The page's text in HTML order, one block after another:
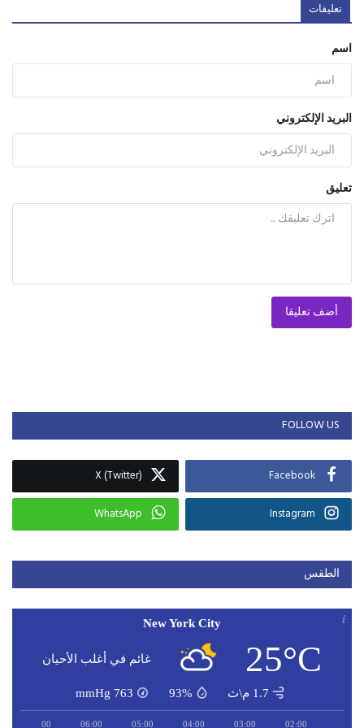
تعليقات
اسم
البريد الإلكتروني
تعليق
أضف تعليقا
FOLLOW US
Facebook
X (Twitter)
Instagram
WhatsApp
الطقس
New York City
25°C غائم في أغلب الأحيان
1.7 م\ث 93%
763
mmHg
02:00
03:00
04:00
05:00
06:00
07:00